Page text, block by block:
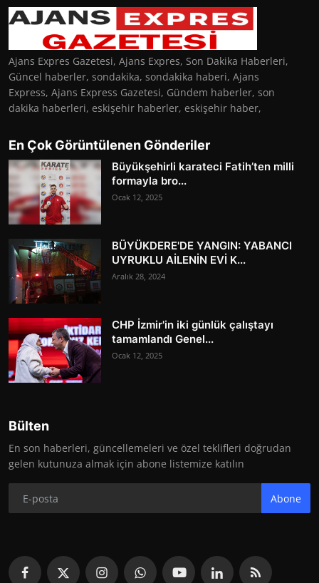
Ajans Expres Gazetesi, Ajans Expres, Son Dakika Haberleri,
Güncel haberler, sondakika, sondakika haberi, Ajans
Express, Ajans Express Gazetesi, Gündem haberler, son
dakika haberleri, eskişehir haberler, eskişehir haber,
En Çok Görüntülenen Gönderiler
Büyükşehirli karateci Fatih’ten milli
formayla bro...
Ocak 12, 2025
BÜYÜKDERE'DE YANGIN: YABANCI
UYRUKLU AİLENİN EVİ K...
Aralık 28, 2024
CHP İzmir'in iki günlük çalıştayı
tamamlandı Genel...
Ocak 12, 2025
Bülten
En son haberleri, güncellemeleri ve özel teklifleri doğrudan
gelen kutunuza almak için abone listemize katılın
Abone